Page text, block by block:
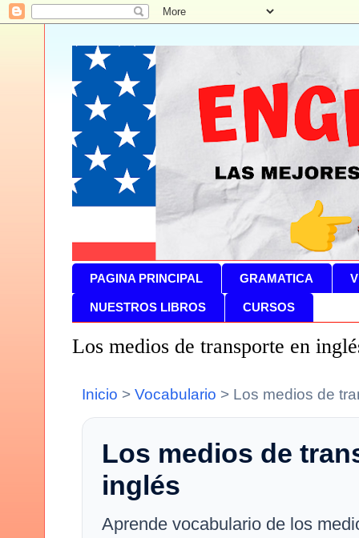
PAGINA PRINCIPAL GRAMATICA
NUESTROS LIBROS CURSOS
Los medios de transporte en
Inicio > Vocabulario > Los medios de
Los medios de
inglés
Aprende vocabulario de los